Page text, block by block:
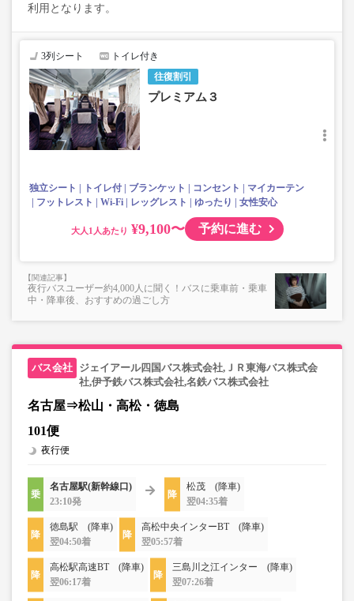
利用となります。
往復割引
3列シート トイレ付き
プレミアム３
独立シート トイレ付 ブランケット コンセント
マイカーテン
フットレスト
Wi-Fi レッグレスト ゆったり 女性安心
大人 ¥9,100〜 予約に進む
夜行バスユーザー約4,000人に聞く！バスに乗車前・乗車
中・降車後、おすすめの過ごし方
ジェイアール四国バス株式会社,ＪＲ東海バス株式会
社,伊予鉄バス株式会社,名鉄バス株式会社
名古屋⇒松山・高松・徳島
101便
夜行便
名古屋駅(新幹線口)
23:10発
松茂 (降車)
翌04:35着
徳島駅 (降車)
翌04:50着
高松中央インターBT (降車)
翌05:57着
高松駅高速BT (降車)
翌06:17着
三島川之江インター (降車)
翌07:26着